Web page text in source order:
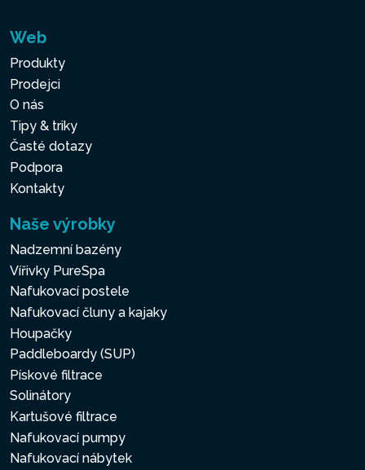
Web
Produkty
Prodejci
O nás
Tipy & triky
Časté dotazy
Podpora
Kontakty
Naše výrobky
Nadzemní bazény
Vířivky PureSpa
Nafukovací postele
Nafukovací čluny a kajaky
Houpačky
Paddleboardy (SUP)
Pískové filtrace
Solinátory
Kartušové filtrace
Nafukovací pumpy
Nafukovací nábytek